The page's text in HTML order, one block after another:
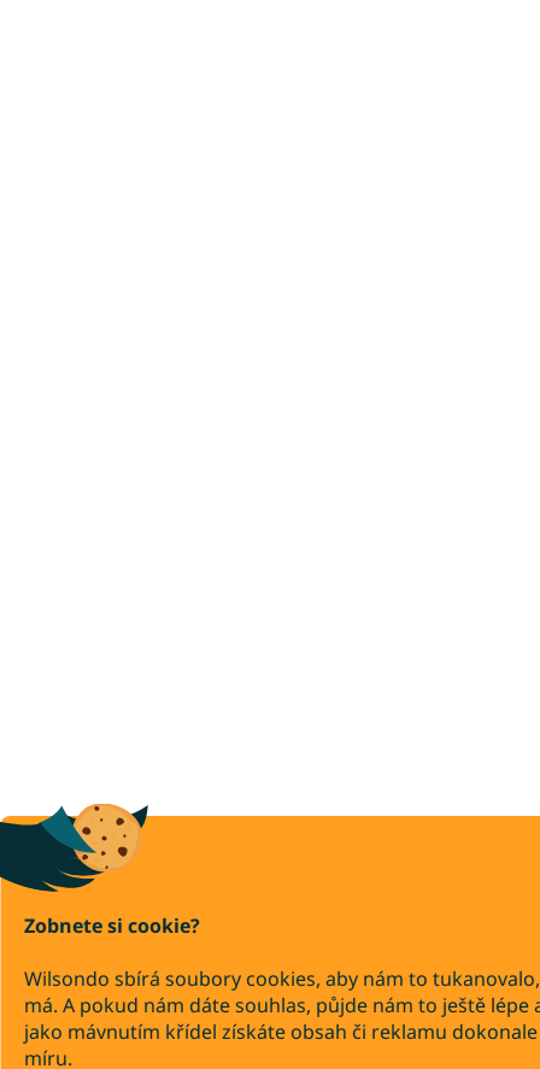
Zobnete si cookie?
Wilsondo sbírá soubory cookies, aby nám to
má. A pokud nám dáte souhlas, půjde nám to ještě lépe
jako mávnutím křídel získáte obsah či reklamu
míru.